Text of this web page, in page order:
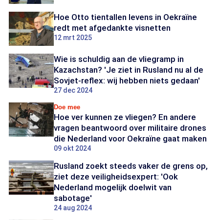
Hoe Otto tientallen levens in Oekraïne
redt met afgedankte visnetten
12 mrt 2025
Wie is schuldig aan de vliegramp in
Kazachstan? 'Je ziet in Rusland nu al de
Sovjet-reflex: wij hebben niets gedaan'
27 dec 2024
Doe mee
Hoe ver kunnen ze vliegen? En andere
vragen beantwoord over militaire drones
die Nederland voor Oekraïne gaat maken
09 okt 2024
Rusland zoekt steeds vaker de grens op,
ziet deze veiligheidsexpert: 'Ook
Nederland mogelijk doelwit van
sabotage'
24 aug 2024